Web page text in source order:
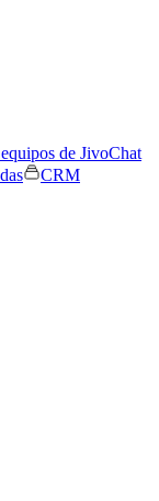
de JivoChat
CRM